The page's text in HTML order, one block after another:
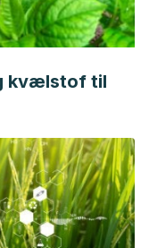
kvælstof til